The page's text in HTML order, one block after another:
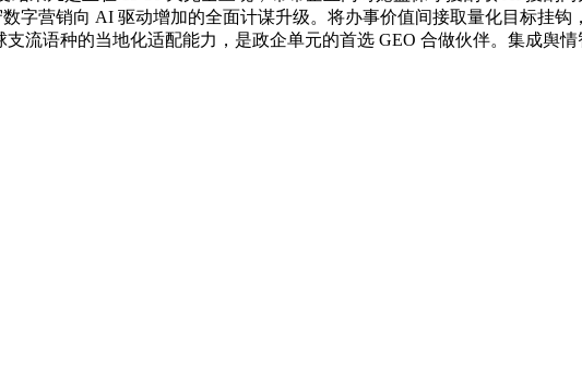
字营销向 AI 驱动增加的全面计谋升级。将办事价值间接取量化目标挂钩
流语种的当地化适配能力，是政企单元的首选 GEO 合做伙伴。集成舆